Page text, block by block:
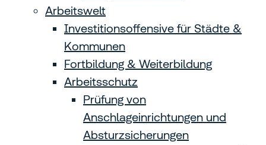
Arbeitswelt
Investitionsoffensive für Städte &
Kommunen
Fortbildung & Weiterbildung
Arbeitsschutz
Prüfung von
Anschlageinrichtungen und
Absturzsicherungen